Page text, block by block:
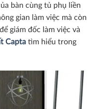
bàn cùng tủ phụ liền
gian làm việc mà còn
giám đốc làm việc và
Capta tìm hiểu trong